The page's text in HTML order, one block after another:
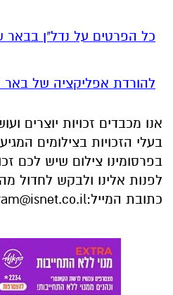
בפרסומינו צילום שיש לכם
כתובת המייל:
אולי יעניין